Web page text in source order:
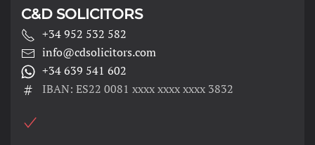
C&D SOLICITORS
+34 952 532 582
info@cdsolicitors.com
+34 639 541 602
IBAN: ES22 0081 xxxx xxxx xxxx 3832